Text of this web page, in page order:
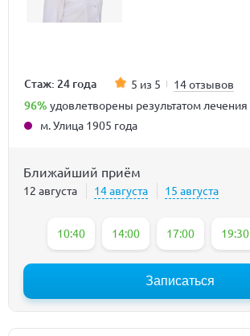
Стаж: 24 года 5 из 5 14 отзывов
96% удовлетворены результатом лечения
м. Улица 1905 года
Ближайший приём
12 августа 14 августа 15 августа
10:40 14:00 17:00 19:30
Записаться